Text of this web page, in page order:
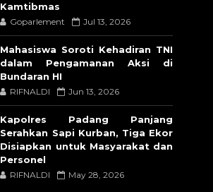
Kamtibmas
Goparlement Jul 13, 2026
Mahasiswa Soroti Kehadiran TNI
dalam Pengamanan Aksi di
Bundaran HI
RIFNALDI Jun 13, 2026
Kapolres Padang Panjang
Serahkan Sapi Kurban, Tiga Ekor
Disiapkan untuk Masyarakat dan
Personel
RIFNALDI May 28, 2026